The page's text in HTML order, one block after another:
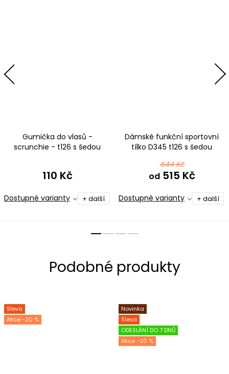
Gumička do vlasů -
scrunchie - t126 s šedou
110 Kč
Dostupné varianty + další
Dámské funkční sportovní
tílko D345 t126 s šedou
644 Kč
od515 Kč
Dostupné varianty + další
Sleva
-20 %
Novinka
Sleva
ODESLÁNÍ DO 7 DNŮ
-20 %